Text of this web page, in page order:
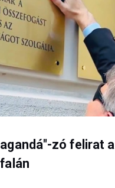
zó felirat a